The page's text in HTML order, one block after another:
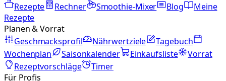
Rezepte
Rechner Smoothie-Mixer Blog
Meine
Rezepte
Planen & Vorrat
Geschmacksprofil
Nährwertziele
Tagebuch
Wochenplan
Saisonkalender Einkaufsliste
Vorrat
Rezeptvorschläge
Timer
Für Profis